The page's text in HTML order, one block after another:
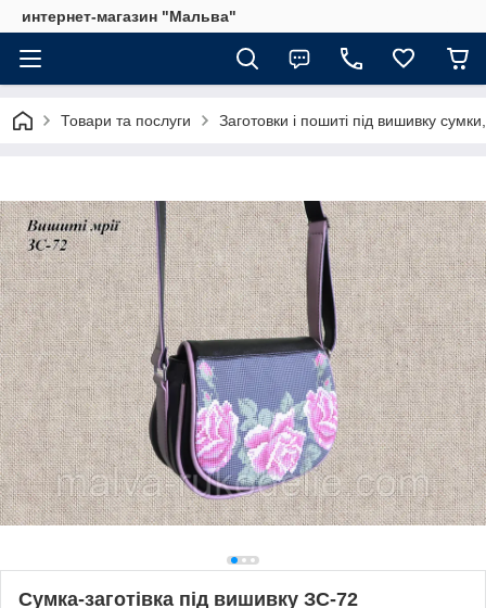
интернет-магазин "Мальва"
Товари та послуги Заготовки і пошиті під вишивку
Сумка-заготівка під вишивку ЗС-72